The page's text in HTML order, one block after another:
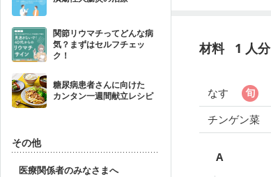
関節リウマチってどんな病
気？まずはセルフチェッ
ク！
糖尿病患者さんに向けた
カンタン一週間献立レシピ
その他
医療関係者のみなさまへ
材料 1 人分
なす
チンゲン菜
A